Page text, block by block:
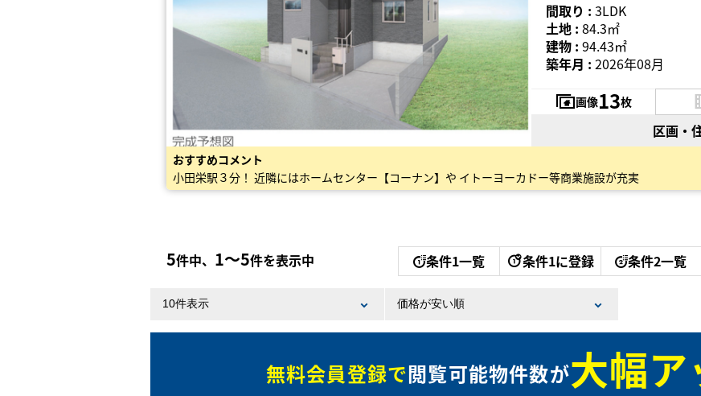
間取り : 3LDK
土地 : 84.3㎡
建物 : 94.43㎡
築年月 : 2026年08月
画像13枚
区画・
おすすめコメント
小田栄駅３分！ 近隣にはホームセンター【コーナン】や イトーヨーカドー等商業施設が充実
5件中、 1〜5件を表示中 条件1一覧 条件1に登録 条件2一覧
無料会員登録で閲覧可能物件数が大幅